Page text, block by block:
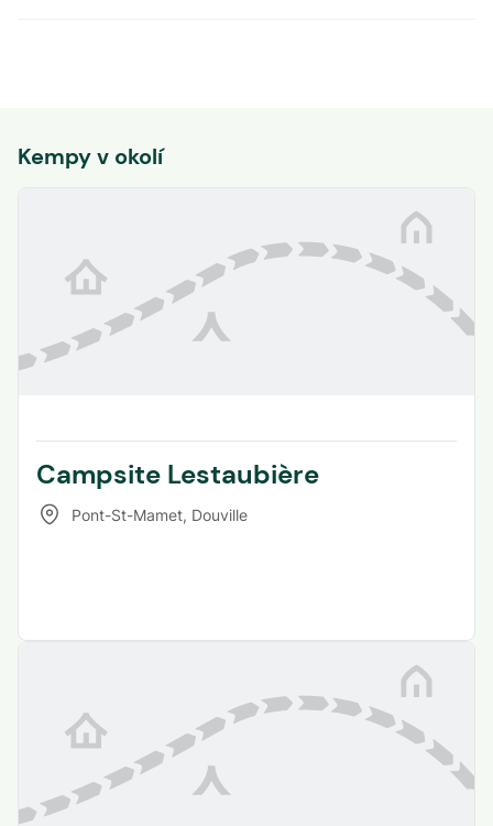
Kempy v okolí
Campsite Lestaubière
Pont-St-Mamet, Douville